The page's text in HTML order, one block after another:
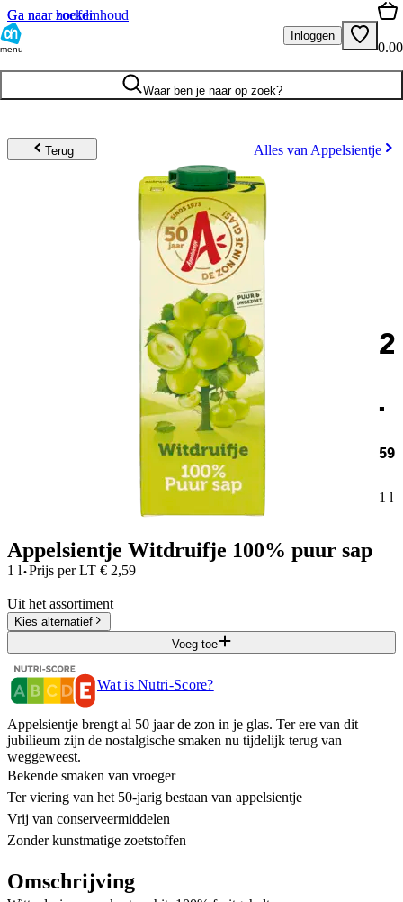
Ga naar hoofdinhoud
Ga naar zoeken
menu
Inloggen
0.00
Waar ben je naar op zoek?
Terug Alles van Appelsientje
2
.
59
1 l
Appelsientje Witdruifje 100% puur sap
1 l·Prijs per LT € 2,59
Uit het assortiment
Kies alternatief
Voeg toe
Wat is Nutri-Score?
Appelsientje brengt al 50 jaar de zon in je glas. Ter ere van dit
jubilieum zijn de nostalgische smaken nu tijdelijk terug van
weggeweest.
Bekende smaken van vroeger
Ter viering van het 50-jarig bestaan van appelsientje
Vrij van conserveermiddelen
Zonder kunstmatige zoetstoffen
Omschrijving